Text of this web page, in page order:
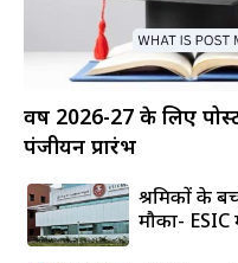
वर्ष 2026-27 के लिए
पंजीयन प्रारंभ
श्रमिकों के
मौका-